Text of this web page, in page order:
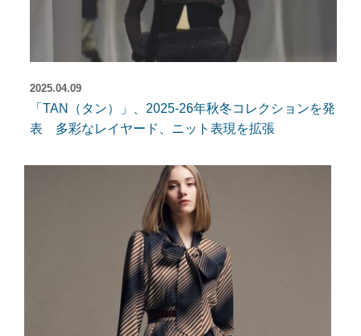
2025.04.09
「TAN（タン）」、2025-26年秋冬コレクションを発
表 多彩なレイヤード、ニット表現を拡張